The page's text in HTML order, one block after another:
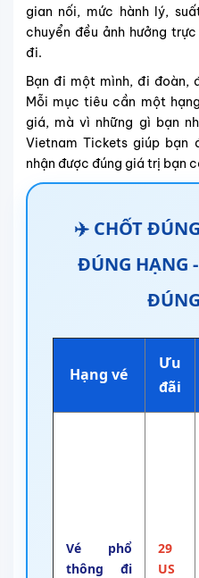
gian nối, mức hành lý,
chuyển đều ảnh hưởng
đi.
Bạn đi một mình, đi đoàn,
Mỗi mục tiêu cần một
giá, mà vì những gì bạn
Vietnam Tickets giúp bạn
nhận được đúng giá trị bạn
✈️ CHỐT
ĐÚNG HẠNG
Hạng vé
Ưu
đãi
Vé phổ
thông đi
29
US